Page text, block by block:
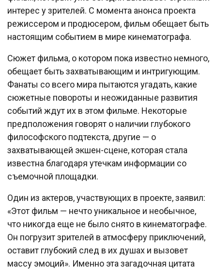
интерес у зрителей. С момента анонса проекта
режиссером и продюсером, фильм обещает быть
настоящим событием в мире кинематографа.
Сюжет фильма, о котором пока известно немного,
обещает быть захватывающим и интригующим.
Фанаты со всего мира пытаются угадать, какие
сюжетные повороты и неожиданные развития
событий ждут их в этом фильме. Некоторые
предположения говорят о наличии глубокого
философского подтекста, другие — о
захватывающей экшен-сцене, которая стала
известна благодаря утечкам информации со
съемочной площадки.
Один из актеров, участвующих в проекте, заявил:
«Этот фильм — нечто уникальное и необычное,
что никогда еще не было снято в кинематографе.
Он погрузит зрителей в атмосферу приключений,
оставит глубокий след в их душах и вызовет
массу эмоций». Именно эта загадочная цитата